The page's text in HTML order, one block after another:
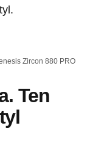
Zircon 880 PRO
Ten